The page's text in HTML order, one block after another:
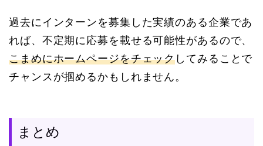
過去にインターンを募集した実績のある企業であ
れば、不定期に応募を載せる可能性があるので、
こまめにホームページをチェック してみることで
チャンスが掴めるかもしれません。
まとめ